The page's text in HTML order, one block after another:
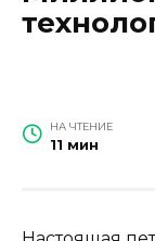
НА ЧТЕНИЕ
11 мин